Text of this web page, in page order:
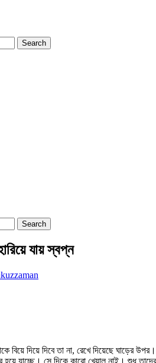
যায় স্বপ্ন
বিয়ে দিয়ে দিবে তা না, রেখে দিয়েছে ঘাড়ের
যাচ্ছে। সে দিকে কারো খেয়াল নাই। শুধু